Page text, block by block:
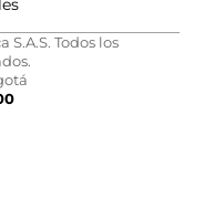
Todos los